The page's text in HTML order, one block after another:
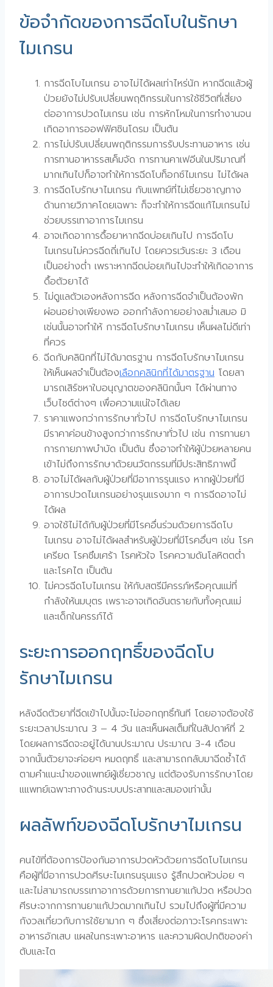
ข้อจำกัดของการฉีดโบในรักษา
ไมเกรน
การฉีดโบไมเกรน อาจไม่ได้ผลเท่าไหร่นัก หากฉีดแล้วผู้
ป่วยยังไม่ปรับเปลี่ยนพฤติกรรมในการใช้ชีวิตที่เสี่ยง
ต่ออาการปวดไมเกรน เช่น การหักโหมในการทำงานจน
เกิดอาการออฟฟิศซินโดรม เป็นต้น
การไม่ปรับเปลี่ยนพฤติกรรมการรับประทานอาหาร เช่น
การทานอาหารรสเค็มจัด การทานคาเฟอีนในปริมาณที่
มากเกินไปก็อาจทำให้การฉีดโบท็อกซ์ไมเกรน ไม่ได้ผล
การฉีดโบรักษาไมเกรน กับแพทย์ที่ไม่เชี่ยวชาญทาง
ด้านกายวิภาคโดยเฉพาะ ก็จะทำให้การฉีดแก้ไมเกรนไม่
ช่วยบรรเทาอาการไมเกรน
อาจเกิดอาการดื้อยาหากฉีดบ่อยเกินไป การฉีดโบ
ไมเกรนไม่ควรฉีดถี่เกินไป โดยควรเว้นระยะ 3 เดือน
เป็นอย่างต่ำ เพราะหากฉีดบ่อยเกินไปจะทำให้เกิดอาการ
ดื้อตัวยาได้
ไม่ดูแลตัวเองหลังการฉีด หลังการฉีดจำเป็นต้องพัก
ผ่อนอย่างเพียงพอ ออกกำลังกายอย่างสม่ำเสมอ มิ
เช่นนั้นอาจทำให้ การฉีดโบรักษาไมเกรน เห็นผลไม่ดีเท่า
ที่ควร
ฉีดกับคลินิกที่ไม่ได้มาตรฐาน การฉีดโบรักษาไมเกรน
ให้เห็นผลจำเป็นต้องเลือกคลินิกที่ได้มาตรฐาน โดยสา
มารถเสิร์ชหาใบอนุญาตของคลินิกนั้นๆ ได้ผ่านทาง
เว็บไซต์ต่างๆ เพื่อความแน่ใจได้เลย
ราคาแพงกว่าการรักษาทั่วไป การฉีดโบรักษาไมเกรน
มีราคาค่อนข้างสูงกว่าการรักษาทั่วไป เช่น การทานยา
การกายภาพบำบัด เป็นต้น ซึ่งอาจทำให้ผู้ป่วยหลายคน
เข้าไม่ถึงการรักษาด้วยนวัตกรรมที่มีประสิทธิภาพนี้
อาจไม่ได้ผลกับผู้ป่วยที่มีอาการรุนแรง หากผู้ป่วยที่มี
อาการปวดไมเกรนอย่างรุนแรงมาก ๆ การฉีดอาจไม่
ได้ผล
อาจใช้ไม่ได้กับผู้ป่วยที่มีโรคอื่นร่วมด้วยการฉีดโบ
ไมเกรน อาจไม่ได้ผลสำหรับผู้ป่วยที่มีโรคอื่นๆ เช่น โรค
เครียด โรคซึมเศร้า โรคหัวใจ โรคความดันโลหิตตต่ำ
และโรคไต เป็นต้น
ไม่ควรฉีดโบไมเกรน ให้กับสตรีมีครรภ์หรือคุณแม่ที่
กำลังให้นมบุตร เพราะอาจเกิดอันตรายกับทั้งคุณแม่
และเด็กในครรภ์ได้
ระยะการออกฤทธิ์ของฉีดโบ
รักษาไมเกรน
หลังฉีดตัวยาที่ฉีดเข้าไปนั้นจะไม่ออกฤทธิ์ทันที โดยอาจต้องใช้
ระยะเวลาประมาณ 3 – 4 วัน และเห็นผลเต็มที่ในสัปดาห์ที่ 2
โดยผลการฉีดจะอยู่ได้นานประมาณ ประมาณ 3-4 เดือน
จากนั้นตัวยาจะค่อยๆ หมดฤทธิ์ และสามารถกลับมาฉีดซ้ำได้
ตามคำแนะนำของแพทย์ผู้เชี่ยวชาญ แต่ต้องรับการรักษาโดย
แแพทย์เฉพาะทางด้านระบบประสาทและสมองเท่านั้น
ผลลัพท์ของฉีดโบรักษาไมเกรน
คนไข้ที่ต้องการป้องกันอาการปวดหัวด้วยการฉีดโบไมเกรน
คือผู้ที่มีอาการปวดศีรษะไมเกรนรุนแรง รู้สึกปวดหัวบ่อย ๆ
และไม่สามารถบรรเทาอาการด้วยการทานยาแก้ปวด หรือปวด
ศีรษะจากการทานยาแก้ปวดมากเกินไป รวมไปถึงผู้ที่มีความ
กังวลเกี่ยวกับการใช้ยามาก ๆ ซึ่งเสี่ยงต่อภาวะโรคกระเพาะ
อาหารอักเสบ แผลในกระเพาะอาหาร และความผิดปกติของค่า
ตับและไต